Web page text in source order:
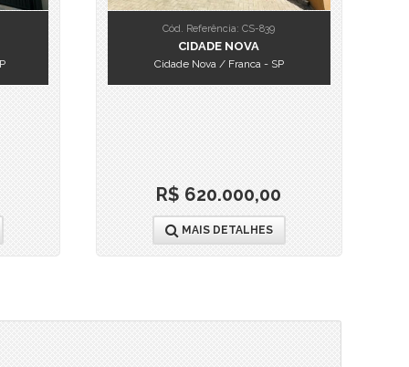
Cód. Referência: CS-839
CIDADE NOVA
Cidade Nova / Franca - SP
R$ 620.000,00
MAIS DETALHES